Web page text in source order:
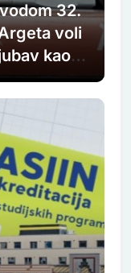
32.
voli
kao u